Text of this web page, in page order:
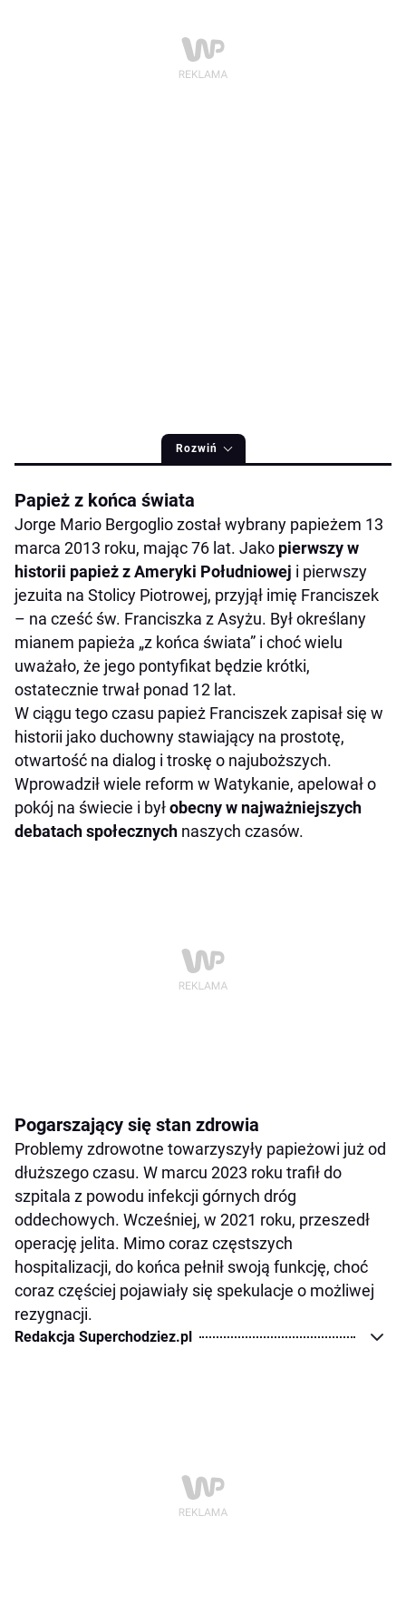
Rozwiń
Papież z końca świata
Jorge Mario Bergoglio został wybrany papieżem 13
marca 2013 roku, mając 76 lat. Jako pierwszy w
historii papież z Ameryki Południowej i pierwszy
jezuita na Stolicy Piotrowej, przyjął imię Franciszek
– na cześć św. Franciszka z Asyżu. Był określany
mianem papieża „z końca świata” i choć wielu
uważało, że jego pontyfikat będzie krótki,
ostatecznie trwał ponad 12 lat.
W ciągu tego czasu papież Franciszek zapisał się w
historii jako duchowny stawiający na prostotę,
otwartość na dialog i troskę o najuboższych.
Wprowadził wiele reform w Watykanie, apelował o
pokój na świecie i byłobecny w najważniejszych
debatach społecznych naszych czasów.
Pogarszający się stan zdrowia
Problemy zdrowotne towarzyszyły papieżowi już od
dłuższego czasu. W marcu 2023 roku trafił do
szpitala z powodu infekcji górnych dróg
oddechowych. Wcześniej, w 2021 roku, przeszedł
operację jelita. Mimo coraz częstszych
hospitalizacji, do końca pełnił swoją funkcję, choć
coraz częściej pojawiały się spekulacje o możliwej
rezygnacji.
Redakcja Superchodziez.pl